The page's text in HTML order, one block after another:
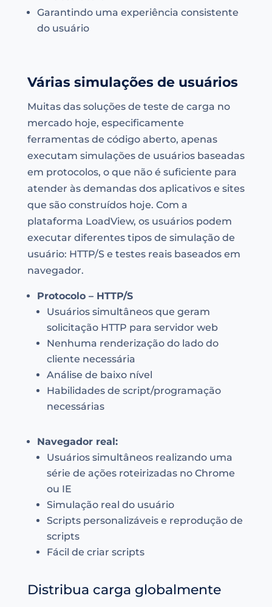
Garantindo uma experiência consistente
do usuário
Várias simulações de usuários
Muitas das soluções de teste de carga no
mercado hoje, especificamente
ferramentas de código aberto, apenas
executam simulações de usuários baseadas
em protocolos, o que não é suficiente para
atender às demandas dos aplicativos e sites
que são construídos hoje. Com a
plataforma LoadView, os usuários podem
executar diferentes tipos de simulação de
usuário: HTTP/S e testes reais baseados em
navegador.
Protocolo – HTTP/S
Usuários simultâneos que geram
solicitação HTTP para servidor web
Nenhuma renderização do lado do
cliente necessária
Análise de baixo nível
Habilidades de script/programação
necessárias
Navegador real:
Usuários simultâneos realizando uma
série de ações roteirizadas no Chrome
ou IE
Simulação real do usuário
Scripts personalizáveis e reprodução de
scripts
Fácil de criar scripts
Distribua carga globalmente